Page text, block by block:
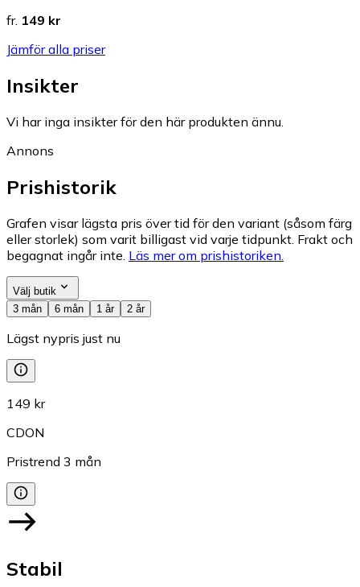
fr. 149 kr
Jämför alla priser
Insikter
Vi har inga insikter för den här produkten ännu.
Annons
Prishistorik
Grafen visar lägsta pris över tid för den variant (såsom färg
eller storlek) som varit billigast vid varje tidpunkt. Frakt och
begagnat ingår inte. Läs mer om prishistoriken.
Välj butik
3 mån
6 mån 1 år 2 år
Lägst nypris just nu
149 kr
CDON
Pristrend 3 mån
Stabil